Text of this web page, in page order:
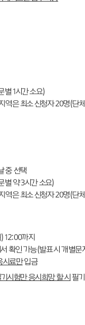
별 1시간 소요)
역은 최소 신청자 20명(단
중 선택
별 약 3시간 소요)
역은 최소 신청자 20명(단
12:00까지
확인 가능(발표 시 개별문
시료만입금
시험만 응시희망 할 시 필